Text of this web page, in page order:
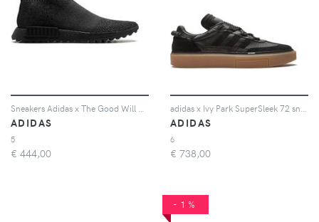
ADIDAS
5
€ 444,00
ADIDAS
6
€ 738,00
-1%